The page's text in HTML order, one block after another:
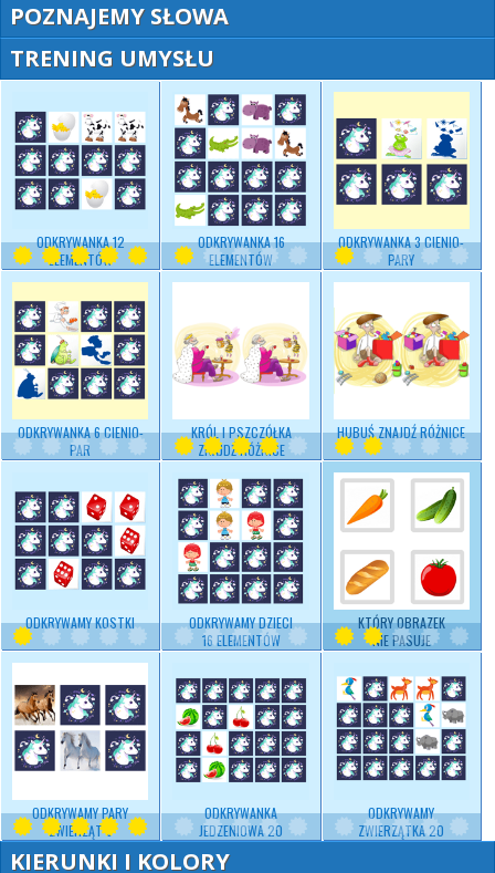
POZNAJEMY SŁOWA
TRENING UMYSŁU
ODKRYWANKA 12
ELEMENTÓW
ODKRYWANKA 16
ELEMENTÓW
ODKRYWANKA 3 CIENIO-
PARY
ODKRYWANKA 6 CIENIO-
PAR
KRÓL I PSZCZÓŁKA
ZNAJDŹ RÓŻNICE
HUBUŚ ZNAJDŹ RÓŻNICE
ODKRYWAMY KOSTKI
ODKRYWAMY DZIECI
16 ELEMENTÓW
KTÓRY OBRAZEK
NIE PASUJE
ODKRYWAMY PARY
ZWIERZĄT 6
ODKRYWANKA
JEDZENIOWA 20
ELEMENTÓW
ODKRYWAMY
ZWIERZĄTKA 20
ELEMENTÓW
KIERUNKI I KOLORY